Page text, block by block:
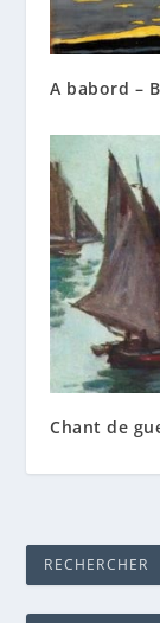
A babord –
Chant de